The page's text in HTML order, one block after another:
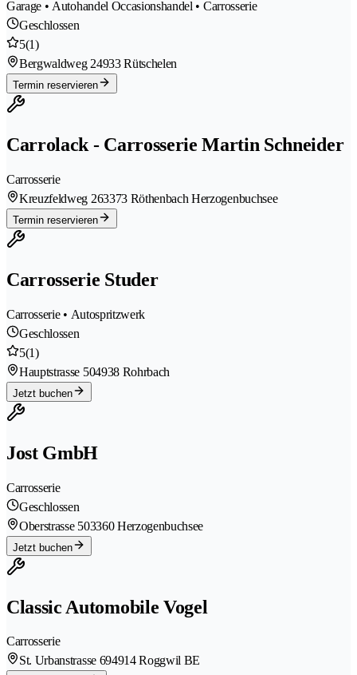
Garage • Autohandel Occasionshandel • Carrosserie
Geschlossen
5(1)
Bergwaldweg 24933 Rütschelen
Termin reservieren
Carrolack - Carrosserie Martin Schneider
Carrosserie
Kreuzfeldweg 263373 Röthenbach Herzogenbuchsee
Termin reservieren
Carrosserie Studer
Carrosserie • Autospritzwerk
Geschlossen
5(1)
Hauptstrasse 504938 Rohrbach
Jetzt buchen
Jost GmbH
Carrosserie
Geschlossen
Oberstrasse 503360 Herzogenbuchsee
Jetzt buchen
Classic Automobile Vogel
Carrosserie
St. Urbanstrasse 694914 Roggwil BE